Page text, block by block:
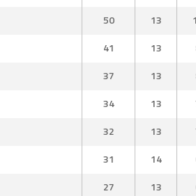
50 13
41 13
37 13
34 13
32 13
31 14
27 13